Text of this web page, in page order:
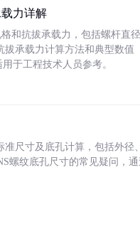
力详解
和抗拔承载力，包括螺杆直
拔承载力计算方法和典型数
于工程技术人员参考。
准尺寸及底孔计算，包括外
螺纹底孔尺寸的常见疑问